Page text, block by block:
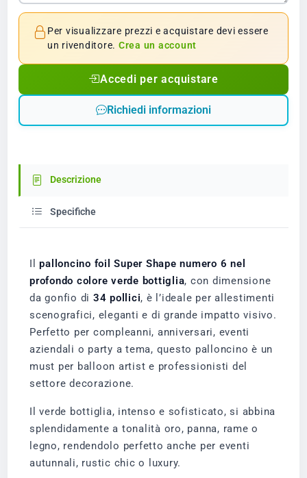
Per visualizzare prezzi e acquistare devi essere
un rivenditore. Crea un account
Accedi per acquistare
Richiedi informazioni
Descrizione
Specifiche
Ilpalloncino foil Super Shape numero 6 nel
profondo colore verde bottiglia, con dimensione
da gonfio di 34 pollici, è l’ideale per allestimenti
scenografici, eleganti e di grande impatto visivo.
Perfetto per compleanni, anniversari, eventi
aziendali o party a tema, questo palloncino è un
must per balloon artist e professionisti del
settore decorazione.
Il verde bottiglia, intenso e sofisticato, si abbina
splendidamente a tonalità oro, panna, rame o
legno, rendendolo perfetto anche per eventi
autunnali, rustic chic o luxury.